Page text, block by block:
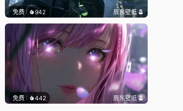
免费 942 辰东壁纸
免费 442 辰东壁纸